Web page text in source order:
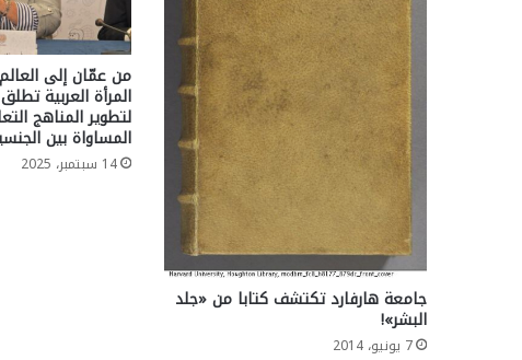
جامعة هارفارد تكتشف كتابا من «جلد
البشر»!
7 يونيو، 2014
من عمّان إلى
المرأة العربية
لتطوير المناهج
المساواة بين
14 سبتمبر، 2025